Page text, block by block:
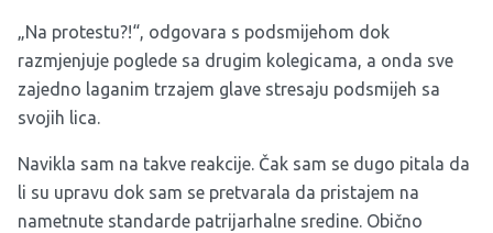
„Na protestu?!“, odgovara s podsmijehom dok
razmjenjuje poglede sa drugim kolegicama, a onda sve
zajedno laganim trzajem glave stresaju podsmijeh sa
svojih lica.
Navikla sam na takve reakcije. Čak sam se dugo pitala da
li su upravu dok sam se pretvarala da pristajem na
nametnute standarde patrijarhalne sredine. Obično